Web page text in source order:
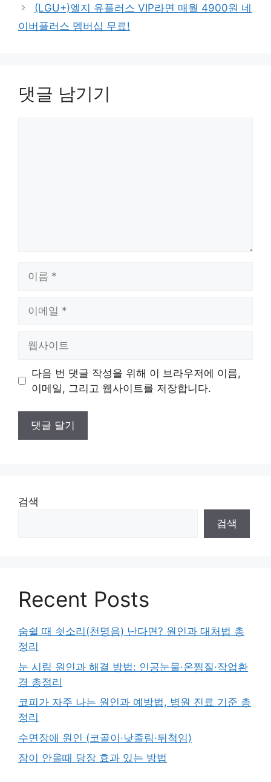
(LGU+)엘지 유플러스 VIP라면 매월 4900원 네
이버플러스 멤버십 무료!
댓글 남기기
트
다음 번 댓글 작성을 위해 이 브라우저에 이름,
이메일, 그리고 웹사이트를 저장합니다.
검색
검색
Recent Posts
숨쉴 때 쇳소리(천명음) 난다면? 원인과 대처법 총
정리
눈 시림 원인과 해결 방법: 인공눈물·온찜질·작업환
경 총정리
코피가 자주 나는 원인과 예방법, 병원 진료 기준 총
정리
수면장애 원인 (코골이·낮졸림·뒤척임)
잠이 안올때 당장 효과 있는 방법